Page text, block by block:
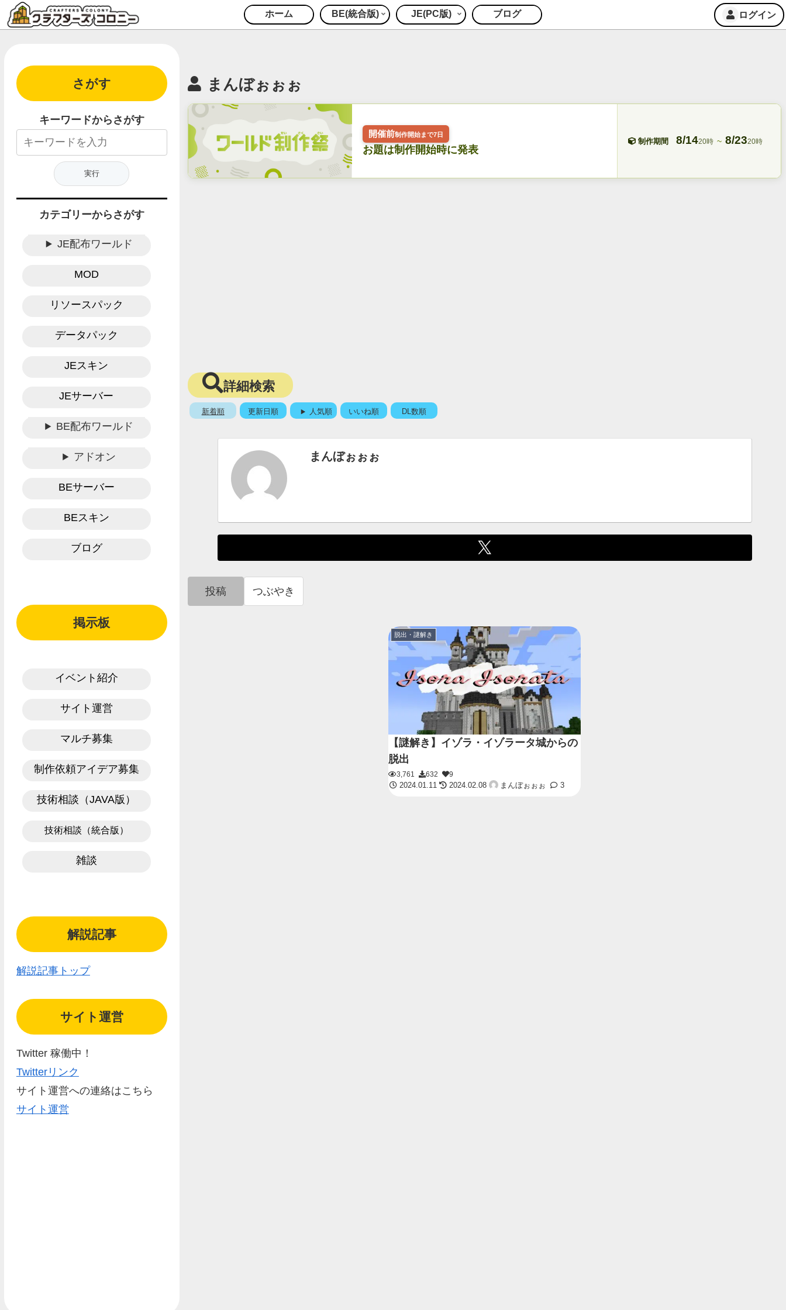
ホーム BE(統合版) JE(PC版) ブログ ログイン
まんぼぉぉぉ
開催前制作開始まで7日
お題は制作開始時に発表
制作期間 8/1420時 ~ 8/2320時
詳細検索
新着順 更新日順 人気順 いいね順 DL数順
まんぼぉぉぉ
投稿 つぶやき
脱出・謎解き
【謎解き】イゾラ・イゾラータ城からの
脱出
3,761 632
9
2024.01.11
2024.02.08 まんぼぉぉぉ 3
さがす
キーワードからさがす
カテゴリーからさがす
JE配布ワールド
MOD
リソースパック
データパック
JEスキン
JEサーバー
BE配布ワールド
アドオン
BEサーバー
BEスキン
ブログ
掲示板
イベント紹介
サイト運営
マルチ募集
制作依頼アイデア募集
技術相談（JAVA版）
技術相談（統合版）
雑談
解説記事
解説記事トップ
サイト運営
Twitter 稼働中！
Twitterリンク
サイト運営への連絡はこちら
サイト運営